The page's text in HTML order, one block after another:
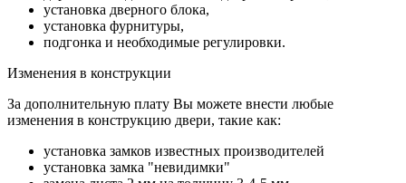
установка дверного блока,
установка фурнитуры,
подгонка и необходимые регулировки.
Изменения в конструкции
За дополнительную плату Вы можете внести любые
изменения в конструкцию двери, такие как:
установка замков известных производителей
установка замка "невидимки"